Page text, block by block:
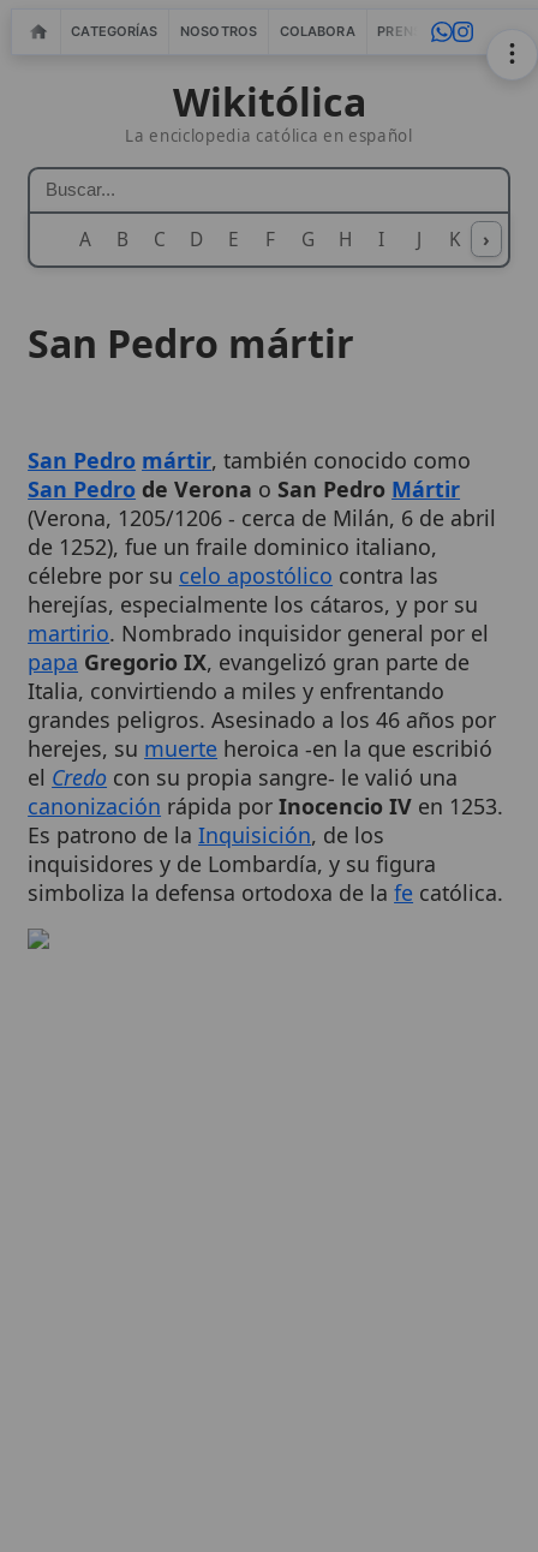
CATEGORÍAS NOSOTROS COLABORA PRENSA WEBMASTERS
Wikitólica
La enciclopedia católica en español
A B C D E F G H I J K L M
›
(Verona, 1205/1206 - cerca de Milán, 6 de abril
de 1252), fue un fraile dominico italiano,
célebre por sucelo apostólico contra las
herejías, especialmente los cátaros, y por su
martirio. Nombrado inquisidor general por el
papa Gregorio IX, evangelizó gran parte de
Italia, convirtiendo a miles y enfrentando
grandes peligros. Asesinado a los 46 años por
herejes, sumuerte
heroica -en la que escribió
elCredocon su propia sangre- le valió una
canonizaciónrápida porInocencio IV en 1253.
Es patrono de laInquisición, de los
inquisidores y de Lombardía, y su figura
simboliza la defensa ortodoxa de lafecatólica.